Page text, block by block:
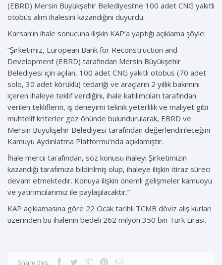
(EBRD) Mersin Büyükşehir Belediyesi’ne 100 adet CNG yakıtlı
otobüs alım ihalesini kazandığını duyurdu.
Karsan’ın ihale sonucuna ilişkin KAP’a yaptığı açıklama şöyle:
“Şirketimiz, European Bank for Reconstruction and
Development (EBRD) tarafından Mersin Büyükşehir
Belediyesi için açılan, 100 adet CNG yakıtlı otobüs (70 adet
solo, 30 adet körüklü) tedariği ve araçların 2 yıllık bakımını
içeren ihaleye teklif verdiğini, ihale katılımcıları tarafından
verilen tekliflerin, iş deneyimi teknik yeterlilik ve maliyet gibi
muhtelif kriterler göz önünde bulundurularak, EBRD ve
Mersin Büyükşehir Belediyesi tarafından değerlendirileceğini
Kamuyu Aydınlatma Platformu’nda açıklamıştır.
İhale mercii tarafından, söz konusu ihaleyi Şirketimizin
kazandığı tarafımıza bildirilmiş olup, ihaleye ilişkin itiraz süreci
devam etmektedir. Konuya ilişkin önemli gelişmeler kamuoyu
ve yatırımcılarımız ile paylaşılacaktır.”
KAP açıklamasına göre 22 Ocak tarihli TCMB döviz alış kurları
üzerinden bu ihalenin bedeli 262 milyon 350 bin Türk Lirası.
Share this: